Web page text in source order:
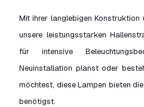
Mit ihrer langlebigen Konstruktion
unsere leistungsstarken
für intensive
Neuinstallation planst oder
möchtest, diese Lampen bieten
benötigst.